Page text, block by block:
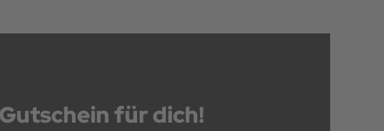
für dich!